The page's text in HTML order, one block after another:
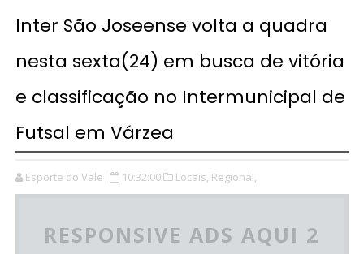
Inter São Joseense volta a quadra
nesta sexta(24) em busca de vitória
e classificação no Intermunicipal de
Futsal em Várzea
Esporte do Vale 10:32:00 Locais, Regional,
RESPONSIVE ADS AQUI 2